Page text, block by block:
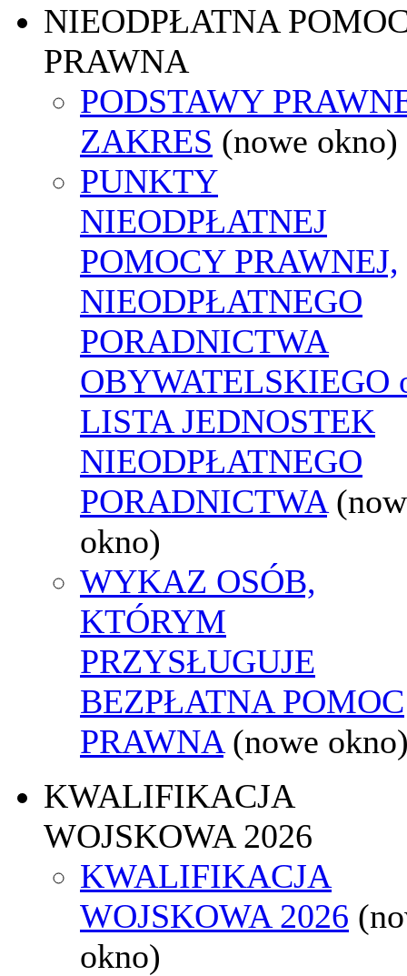
NIEODPŁATNA
PRAWNA
PODSTAWY
ZAKRES (nowe okno)
PUNKTY
NIEODPŁATNEJ
POMOCY PRAWNEJ,
NIEODPŁATNEGO
PORADNICTWA
OBYWATELSKIEGO
LISTA JEDNOSTEK
NIEODPŁATNEGO
PORADNICTWA
okno)
WYKAZ OSÓB,
KTÓRYM
PRZYSŁUGUJE
BEZPŁATNA POMOC
PRAWNA (nowe
KWALIFIKACJA
WOJSKOWA 2026
KWALIFIKACJA
WOJSKOWA 2026
okno)